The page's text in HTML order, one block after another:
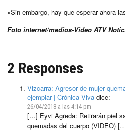
«Sin embargo, hay que esperar ahora
Foto internet/medios-Video ATV
2 Responses
Vizcarra: Agresor de mujer
ejemplar | Crónica Viva dice:
26/04/2018 a las 4:14 pm
[…] Eyvi Agreda: Retirarán piel
quemadas del cuerpo (VIDEO)